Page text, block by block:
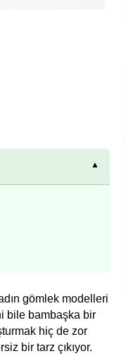
gömlek modelleri
bile bambaşka bir
hiç de zor
bir tarz çıkıyor.